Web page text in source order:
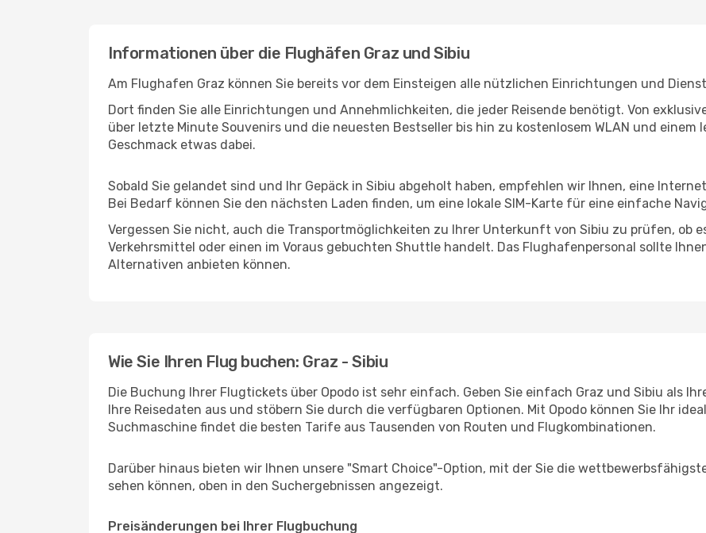
Informationen über die Flughäfen Graz und Sibiu
Am Flughafen Graz können Sie bereits vor dem Einsteigen alle nützlichen Einrichtungen und
Dort finden Sie alle Einrichtungen und Annehmlichkeiten, die jeder Reisende benötigt. Von
über letzte Minute Souvenirs und die neuesten Bestseller bis hin zu kostenlosem WLAN und
Geschmack etwas dabei.
Sobald Sie gelandet sind und Ihr Gepäck in Sibiu abgeholt haben, empfehlen wir Ihnen, eine
Bei Bedarf können Sie den nächsten Laden finden, um eine lokale SIM-Karte für eine einfache
Vergessen Sie nicht, auch die Transportmöglichkeiten zu Ihrer Unterkunft von Sibiu zu prüfen, ob
Verkehrsmittel oder einen im Voraus gebuchten Shuttle handelt. Das Flughafenpersonal sollte
Alternativen anbieten können.
Wie Sie Ihren Flug buchen: Graz - Sibiu
Die Buchung Ihrer Flugtickets über Opodo ist sehr einfach. Geben Sie einfach Graz und Sibiu als
Ihre Reisedaten aus und stöbern Sie durch die verfügbaren Optionen. Mit Opodo können Sie Ihr
Suchmaschine findet die besten Tarife aus Tausenden von Routen und Flugkombinationen.
Darüber hinaus bieten wir Ihnen unsere "Smart Choice"-Option, mit der Sie die
sehen können, oben in den Suchergebnissen angezeigt.
Preisänderungen bei Ihrer Flugbuchung